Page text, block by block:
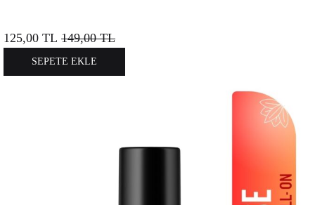
125,00 TL 149,00TL
SEPETE EKLE